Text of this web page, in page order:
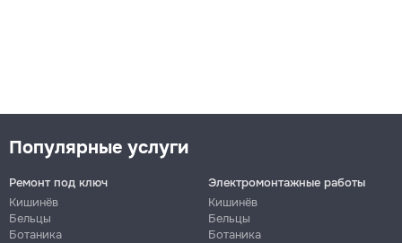
Популярные услуги
Ремонт под ключ
Кишинёв
Бельцы
Ботаника
Электромонтажные работы
Кишинёв
Бельцы
Ботаника